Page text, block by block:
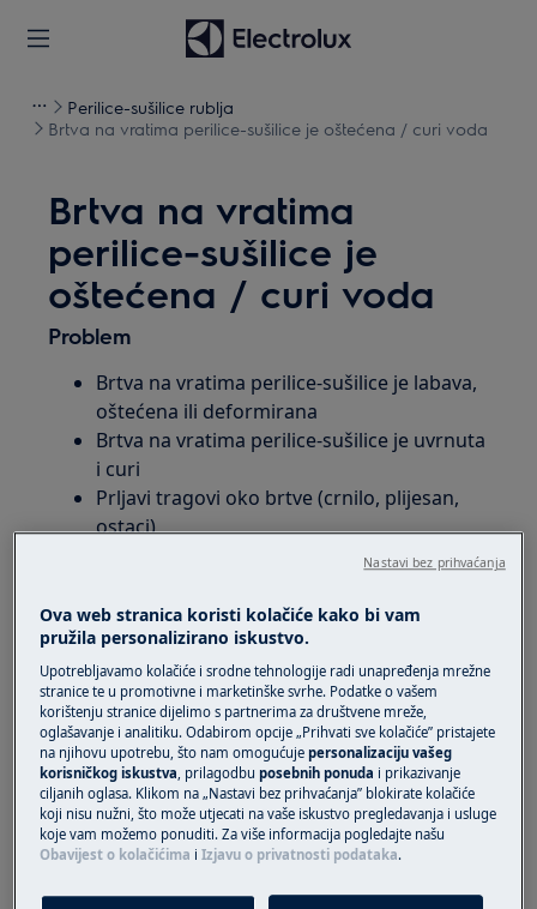
Perilice-sušilice rublja
Brtva na vratima perilice-sušilice je oštećena / curi voda
Brtva na vratima
perilice-sušilice je
oštećena / curi voda
Problem
Brtva na vratima perilice-sušilice je labava,
oštećena ili deformirana
Brtva na vratima perilice-sušilice je uvrnuta
i curi
Prljavi tragovi oko brtve (crnilo, plijesan,
ostaci)
Perilica sa sušilicom (ugradbeni i
samostojeći aparati)
Rješenje
Ako je brtva na vratima labava, oštećena ili
deformirana, preporučujemo da zatražite posjet
servisnog tehničara da zamijeni brtvu. Ukoliko
želite sami zamijeniti novu brtvu možete kupiti
Ova web stranica koristi kolačiće kako bi vam
pružila personalizirano iskustvo.
Upotrebljavamo kolačiće i srodne tehnologije radi unapređenja mrežne
stranice te u promotivne i marketinške svrhe. Podatke o vašem
korištenju stranice dijelimo s partnerima za društvene mreže,
oglašavanje i analitiku. Odabirom opcije „Prihvati sve kolačiće” pristajete
na njihovu upotrebu, što nam omogućujepersonalizaciju vašeg
korisničkog iskustva, prilagodbuposebnih ponuda i prikazivanje
ciljanih oglasa. Klikom na „Nastavi bez prihvaćanja” blokirate kolačiće
koji nisu nužni, što može utjecati na vaše iskustvo pregledavanja i usluge
koje vam možemo ponuditi. Za više informacija pogledajte našu
Obavijest o kolačićima iIzjavu o privatnosti podataka.
Nastavi bez prihvaćanja